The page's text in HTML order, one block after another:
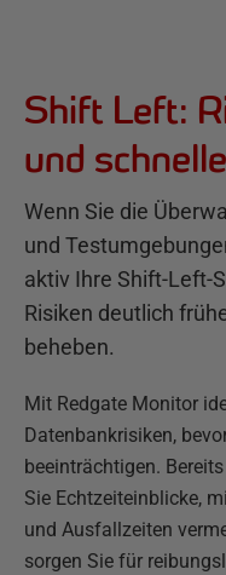
Shift Left:
und
Wenn Sie die
und
aktiv Ihre Shift-Left-
Risiken deutlich
beheben.
Mit Redgate Monitor
Datenbankrisiken,
beeinträchtigen.
Sie Echtzeiteinblicke,
und Ausfallzeiten
sorgen Sie für